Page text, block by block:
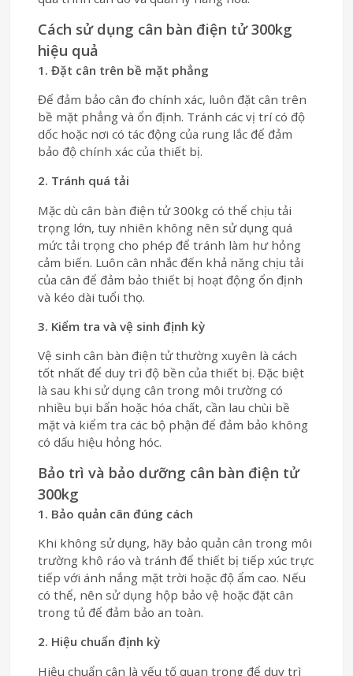
Cách sử dụng cân bàn điện tử 300kg
hiệu quả
1. Đặt cân trên bề mặt phẳng
Để đảm bảo cân đo chính xác, luôn đặt cân trên
bề mặt phẳng và ổn định. Tránh các vị trí có độ
dốc hoặc nơi có tác động của rung lắc để đảm
bảo độ chính xác của thiết bị.
2. Tránh quá tải
Mặc dù cân bàn điện tử 300kg có thể chịu tải
trọng lớn, tuy nhiên không nên sử dụng quá
mức tải trọng cho phép để tránh làm hư hỏng
cảm biến. Luôn cân nhắc đến khả năng chịu tải
của cân để đảm bảo thiết bị hoạt động ổn định
và kéo dài tuổi thọ.
3. Kiểm tra và vệ sinh định kỳ
Vệ sinh cân bàn điện tử thường xuyên là cách
tốt nhất để duy trì độ bền của thiết bị. Đặc biệt
là sau khi sử dụng cân trong môi trường có
nhiều bụi bẩn hoặc hóa chất, cần lau chùi bề
mặt và kiểm tra các bộ phận để đảm bảo không
có dấu hiệu hỏng hóc.
Bảo trì và bảo dưỡng cân bàn điện tử
300kg
1. Bảo quản cân đúng cách
Khi không sử dụng, hãy bảo quản cân trong môi
trường khô ráo và tránh để thiết bị tiếp xúc trực
tiếp với ánh nắng mặt trời hoặc độ ẩm cao. Nếu
có thể, nên sử dụng hộp bảo vệ hoặc đặt cân
trong tủ để đảm bảo an toàn.
2. Hiệu chuẩn định kỳ
Hiệu chuẩn cân là yếu tố quan trọng để duy trì